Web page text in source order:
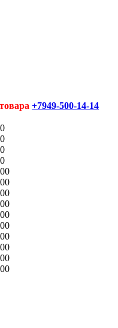
+7949-500-14-14